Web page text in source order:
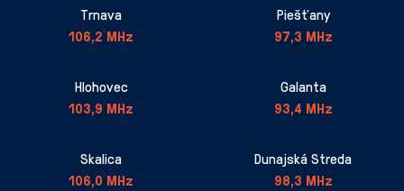
Trnava
106,2 MHz
Piešťany
97,3 MHz
Hlohovec
103,9 MHz
Galanta
93,4 MHz
Skalica
106,0 MHz
Dunajská Streda
98,3 MHz